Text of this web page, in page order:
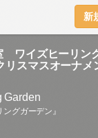
新
ワイズヒーリン
リスマスオーナメ
Garden
ングガーデン』